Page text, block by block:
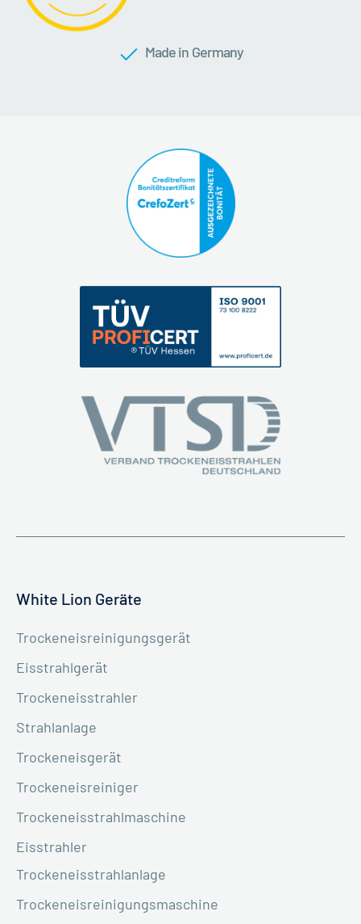
Made in Germany
White Lion Geräte
Trockeneisreinigungsgerät
Eisstrahlgerät
Trockeneisstrahler
Strahlanlage
Trockeneisgerät
Trockeneisreiniger
Trockeneisstrahlmaschine
Eisstrahler
Trockeneisstrahlanlage
Trockeneisreinigungsmaschine